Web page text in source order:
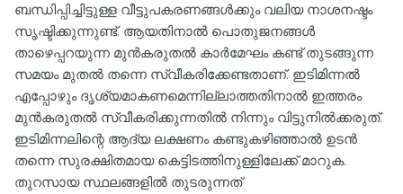
ബന്ധിപ്പിച്ചിട്ടുള്ള വീട്ടുപകരണങ്ങൾക്കും വലിയ നാശനഷ്ടം
സൃഷ്ടിക്കുന്നുണ്ട്. ആയതിനാൽ പൊതുജനങ്ങൾ
താഴെപ്പറയുന്ന മുൻകരുതൽ കാർമേഘം കണ്ട് തുടങ്ങുന്ന
സമയം മുതൽ തന്നെ സ്വീകരിക്കേണ്ടതാണ്. ഇടിമിന്നൽ
എപ്പോഴും ദൃശ്യമാകണമെന്നില്ലാത്തതിനാൽ ഇത്തരം
മുൻകരുതൽ സ്വീകരിക്കുന്നതിൽ നിന്നും വിട്ടുനിൽക്കരുത്.
ഇടിമിന്നലിന്റെ ആദ്യ ലക്ഷണം കണ്ടുകഴിഞ്ഞാൽ ഉടൻ
തന്നെ സുരക്ഷിതമായ കെട്ടിടത്തിനുള്ളിലേക്ക്‌ മാറുക.
തുറസായ സ്ഥലങ്ങളിൽ തുടരുന്നത്